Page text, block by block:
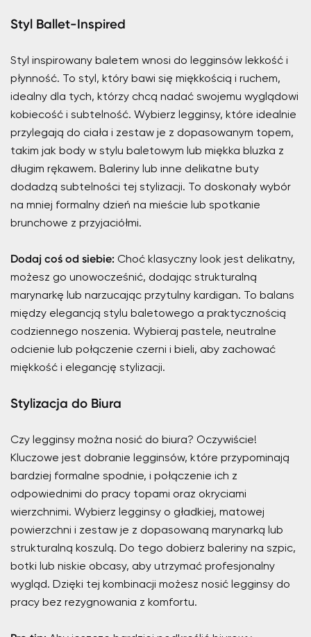
Styl Ballet-Inspired
Styl inspirowany baletem wnosi do legginsów lekkość i
płynność. To styl, który bawi się miękkością i ruchem,
idealny dla tych, którzy chcą nadać swojemu wyglądowi
kobiecość i subtelność. Wybierz legginsy, które idealnie
przylegają do ciała i zestaw je z dopasowanym topem,
takim jak body w stylu baletowym lub miękka bluzka z
długim rękawem. Baleriny lub inne delikatne buty
dodadzą subtelności tej stylizacji. To doskonały wybór
na mniej formalny dzień na mieście lub spotkanie
brunchowe z przyjaciółmi.
Dodaj coś od siebie: Choć klasyczny look jest delikatny,
możesz go unowocześnić, dodając strukturalną
marynarkę lub narzucając przytulny kardigan. To balans
między elegancją stylu baletowego a praktycznością
codziennego noszenia. Wybieraj pastele, neutralne
odcienie lub połączenie czerni i bieli, aby zachować
miękkość i elegancję stylizacji.
Stylizacja do Biura
Czy legginsy można nosić do biura? Oczywiście!
Kluczowe jest dobranie legginsów, które przypominają
bardziej formalne spodnie, i połączenie ich z
odpowiednimi do pracy topami oraz okryciami
wierzchnimi. Wybierz legginsy o gładkiej, matowej
powierzchni i zestaw je z dopasowaną marynarką lub
strukturalną koszulą. Do tego dobierz baleriny na szpic,
botki lub niskie obcasy, aby utrzymać profesjonalny
wygląd. Dzięki tej kombinacji możesz nosić legginsy do
pracy bez rezygnowania z komfortu.